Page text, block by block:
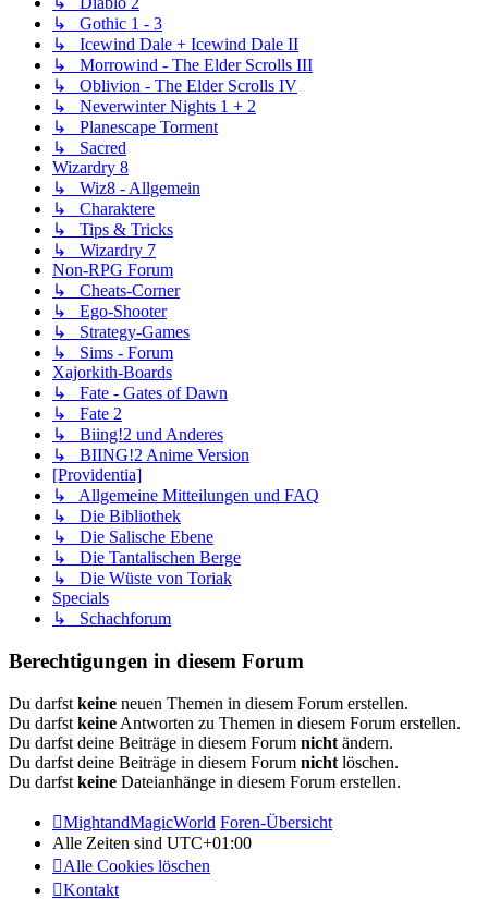
↳ Gothic 1 - 3
↳ Icewind Dale + Icewind Dale II
↳ Morrowind - The Elder Scrolls III
↳ Oblivion - The Elder Scrolls IV
↳ Neverwinter Nights 1 + 2
↳ Planescape Torment
↳ Sacred
Wizardry 8
↳ Wiz8 - Allgemein
↳ Charaktere
↳ Tips & Tricks
↳ Wizardry 7
Non-RPG Forum
↳ Cheats-Corner
↳ Ego-Shooter
↳ Strategy-Games
↳ Sims - Forum
Xajorkith-Boards
↳ Fate - Gates of Dawn
↳ Fate 2
↳ Biing!2 und Anderes
↳ BIING!2 Anime Version
[Providentia]
↳ Allgemeine Mitteilungen und FAQ
↳ Die Bibliothek
↳ Die Salische Ebene
↳ Die Tantalischen Berge
↳ Die Wüste von Toriak
Specials
↳ Schachforum
Berechtigungen in diesem Forum
Du darfst keine neuen Themen in diesem Forum erstellen.
Du darfst keine Antworten zu Themen in diesem Forum erstellen.
Du darfst deine Beiträge in diesem Forum nicht ändern.
Du darfst deine Beiträge in diesem Forum nicht löschen.
Du darfst keine Dateianhänge in diesem Forum erstellen.
MightandMagicWorld Foren-Übersicht
Alle Zeiten sind UTC+01:00
Alle Cookies löschen
Kontakt